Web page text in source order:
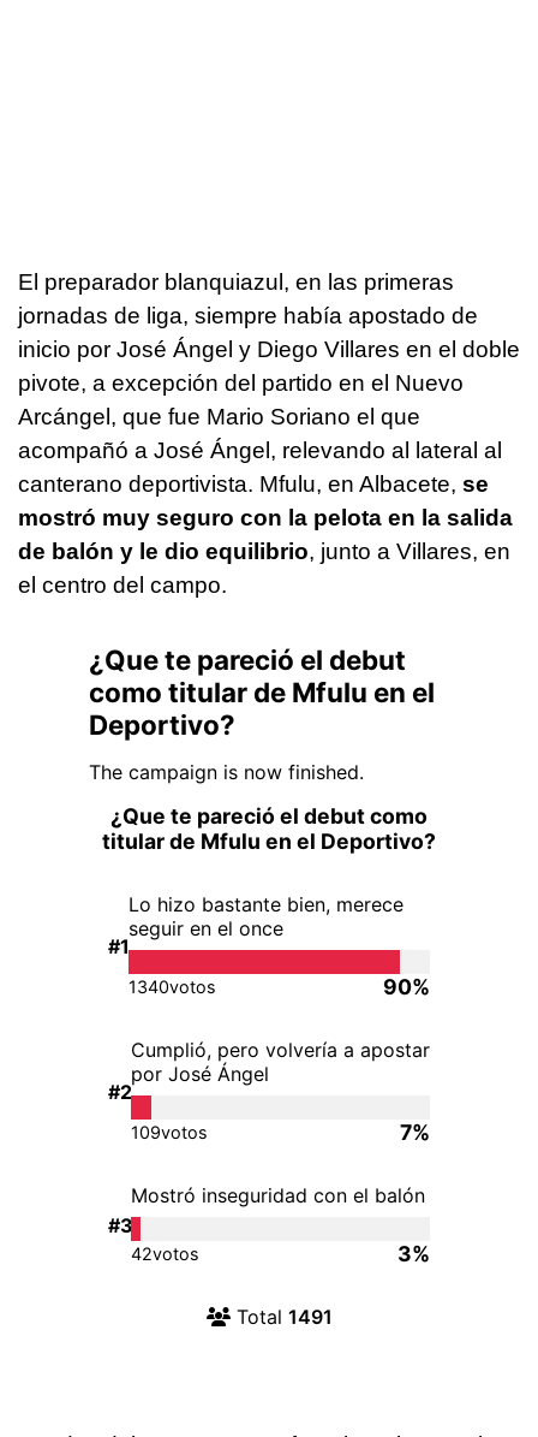
El preparador blanquiazul, en las primeras
jornadas de liga, siempre había apostado de
inicio por José Ángel y Diego Villares en el doble
pivote, a excepción del partido en el Nuevo
Arcángel, que fue Mario Soriano el que
acompañó a José Ángel, relevando al lateral al
canterano deportivista. Mfulu, en Albacete, se
mostró muy seguro con la pelota en la salida
de balón y le dio equilibrio, junto a Villares, en
el centro del campo.